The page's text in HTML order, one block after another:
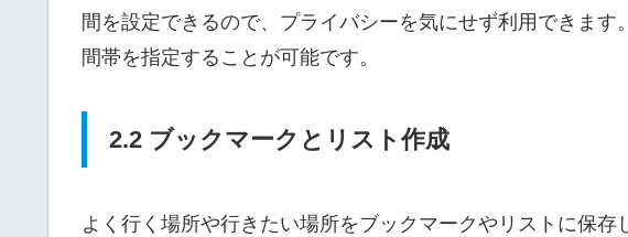
間を設定できるので、プライバシーを気にせず利用できま
間帯を指定することが可能です。
2.2 ブックマークとリスト作成
よく行く場所や行きたい場所をブックマークやリストに保